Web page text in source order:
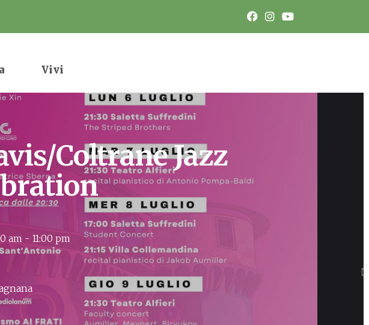
Vivi
Coltrane Jazz
am - 11:00 pm